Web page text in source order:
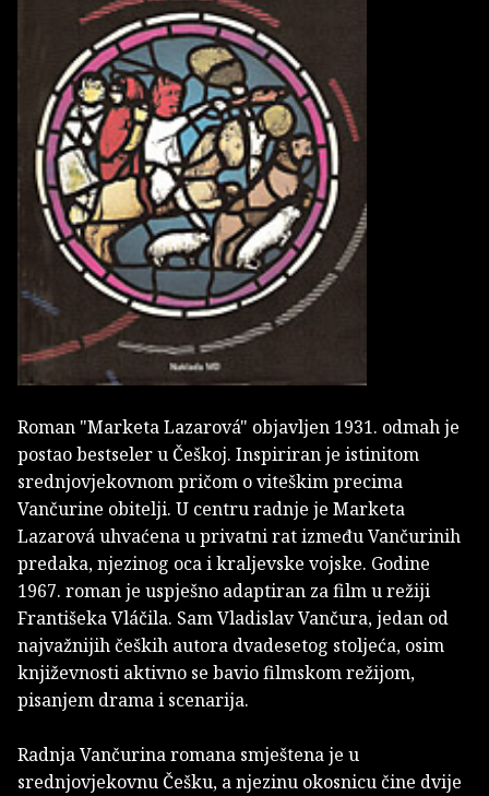
Roman "Marketa Lazarová" objavljen 1931. odmah je
postao bestseler u Češkoj. Inspiriran je istinitom
srednjovjekovnom pričom o viteškim precima
Vančurine obitelji. U centru radnje je Marketa
Lazarová uhvaćena u privatni rat između Vančurinih
predaka, njezinog oca i kraljevske vojske. Godine
1967. roman je uspješno adaptiran za film u režiji
Františeka Vláčila. Sam Vladislav Vančura, jedan od
najvažnijih čeških autora dvadesetog stoljeća, osim
književnosti aktivno se bavio filmskom režijom,
pisanjem drama i scenarija.
Radnja Vančurina romana smještena je u
srednjovjekovnu Češku, a njezinu okosnicu čine dvije